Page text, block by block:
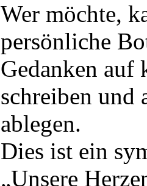
Wer möchte,
persönliche
Gedanken auf
schreiben und
ablegen.
Dies ist ein
„Unsere